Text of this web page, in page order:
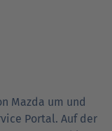
Mazda um und
Portal. Auf der